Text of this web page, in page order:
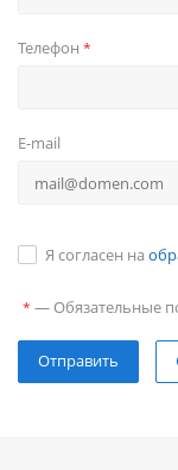
Телефон *
E-mail
Я согласен на
* — Обязательные